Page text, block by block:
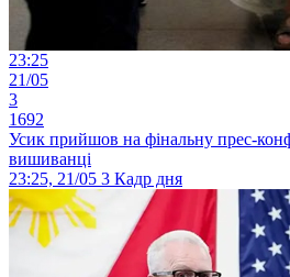
23:25
21/05
3
1692
Усик прийшов на фінальну прес-
вишиванці
23:25, 21/05 3 Кадр дня